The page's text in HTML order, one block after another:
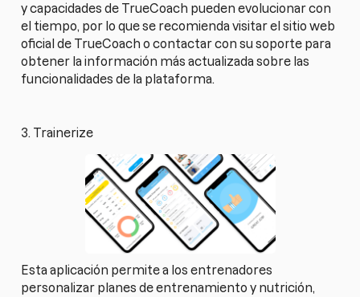
y capacidades de TrueCoach pueden evolucionar con
el tiempo, por lo que se recomienda visitar el sitio web
oficial de TrueCoach o contactar con su soporte para
obtener la información más actualizada sobre las
funcionalidades de la plataforma.
3. Trainerize
Esta aplicación permite a los entrenadores
personalizar planes de entrenamiento y nutrición,